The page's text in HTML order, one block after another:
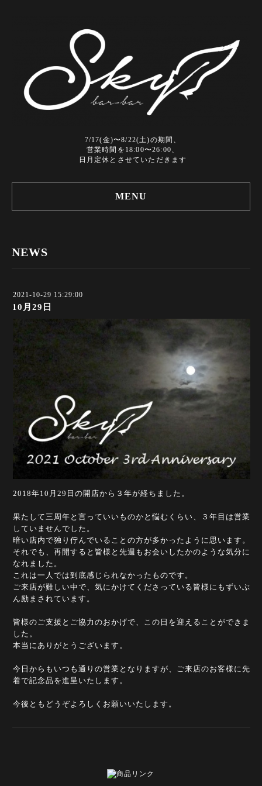
7/17(金)〜8/22(土)の期間、
営業時間を18:00〜26:00、
日月定休とさせていただきます
MENU
NEWS
2021-10-29 15:29:00
10月29日
2018年10月29日の開店から３年が経ちました。
果たして三周年と言っていいものかと悩むくらい、３年目は営業
していませんでした。
暗い店内で独り佇んでいることの方が多かったように思います。
それでも、再開すると皆様と先週もお会いしたかのような気分に
なれました。
これは一人では到底感じられなかったものです。
ご来店が難しい中で、気にかけてくださっている皆様にもずいぶ
ん励まされています。
皆様のご支援とご協力のおかげで、この日を迎えることができま
した。
本当にありがとうございます。
今日からもいつも通りの営業となりますが、ご来店のお客様に先
着で記念品を進呈いたします。
今後ともどうぞよろしくお願いいたします。